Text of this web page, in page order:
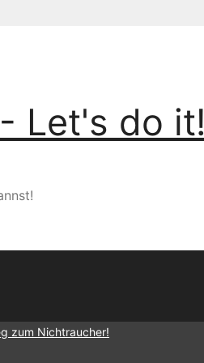
Let's do it!
zum Nichtraucher!